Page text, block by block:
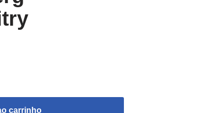
carrinho